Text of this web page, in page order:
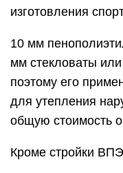
изготовления
10 мм
мм стекловаты
поэтому его
для утепления
общую стоимость
Кроме стройки